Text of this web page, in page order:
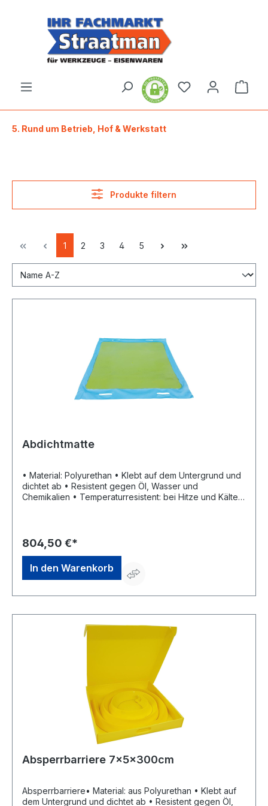
5. Rund um Betrieb, Hof & Werkstatt
Produkte filtern
1 2 3 4 5
Abdichtmatte
• Material: Polyurethan • Klebt auf dem Untergrund und
dichtet ab • Resistent gegen Öl, Wasser und
Chemikalien • Temperaturresistent: bei Hitze und Kälte
Transport- und Lagerbox. Hinweis: Diese Absperrmatten
sind flexibel einsetzbar. Sie bieten einen schnellen
Schutz bei auslaufenden Flüssigkeiten z. B. zur
Abdichtung von Kanalabflüssen.
804,50 €*
In den Warenkorb
Absperrbarriere 7x5x300cm
Absperrbarriere• Material: aus Polyurethan • Klebt auf
dem Untergrund und dichtet ab • Resistent gegen Öl,